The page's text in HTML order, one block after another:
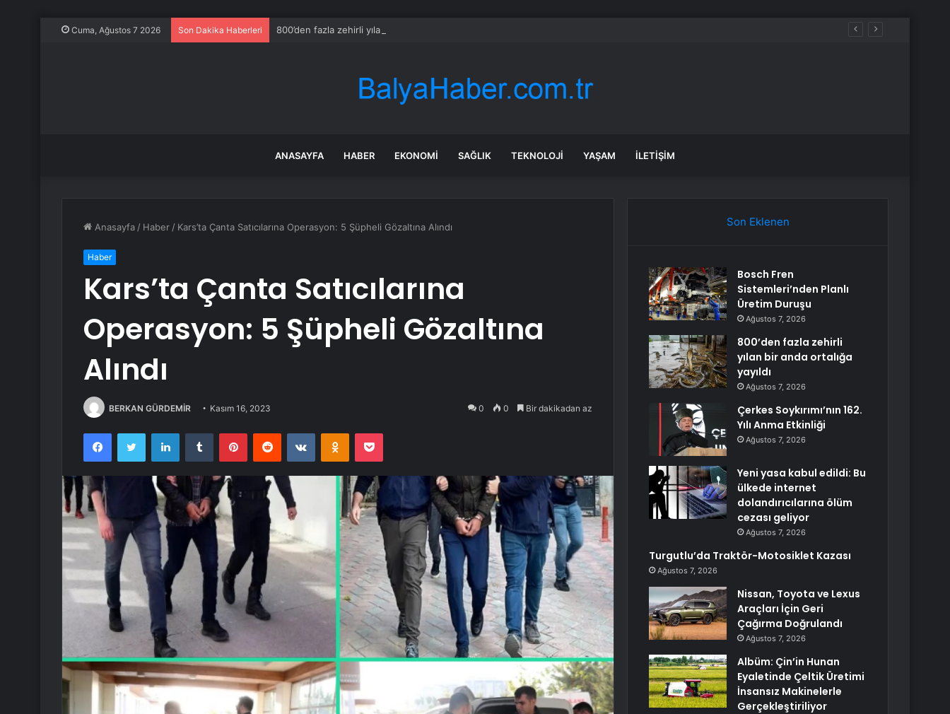
Cuma, Ağustos 7 2026 Son Dakika Haberleri 800’den fazla zehirli yılan bir anda ortalığa yayıldı
ANASAYFA HABER EKONOMI SAĞLIK TEKNOLOJI YAŞAM İLETIŞIM
Anasayfa / Haber / Kars’ta Çanta Satıcılarına Operasyon: 5 Şüpheli Gözaltına Alındı
Haber
Kars’ta Çanta Satıcılarına
Operasyon: 5 Şüpheli Gözaltına
Alındı
BERKAN GÜRDEMİR Kasım 16, 2023 0 0 Bir dakikadan az
FacebookTwitter LinkedInTumblr PinterestReddit VKontakteOdnoklassniki
Pocket
Son Eklenen
Bosch Fren
Sistemleri’nden Planlı
Üretim Duruşu
Ağustos 7, 2026
800’den fazla zehirli
yılan bir anda ortalığa
yayıldı
Ağustos 7, 2026
Çerkes Soykırımı’nın 162.
Yılı Anma Etkinliği
Ağustos 7, 2026
Yeni yasa kabul edildi: Bu
ülkede internet
dolandırıcılarına ölüm
cezası geliyor
Ağustos 7, 2026
Turgutlu’da Traktör-Motosiklet Kazası
Ağustos 7, 2026
Nissan, Toyota ve Lexus
Araçları İçin Geri
Çağırma Doğrulandı
Ağustos 7, 2026
Albüm: Çin’in Hunan
Eyaletinde Çeltik Üretimi
İnsansız Makinelerle
Gerçekleştiriliyor